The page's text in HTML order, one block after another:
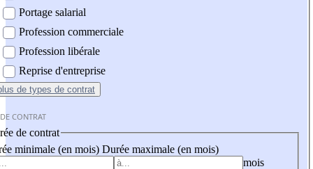
Portage salarial
Profession commerciale
Profession libérale
Reprise d'entreprise
de types de contrat
CONTRAT
de contrat
minimale (en mois) Durée maximale (en mois)
mois